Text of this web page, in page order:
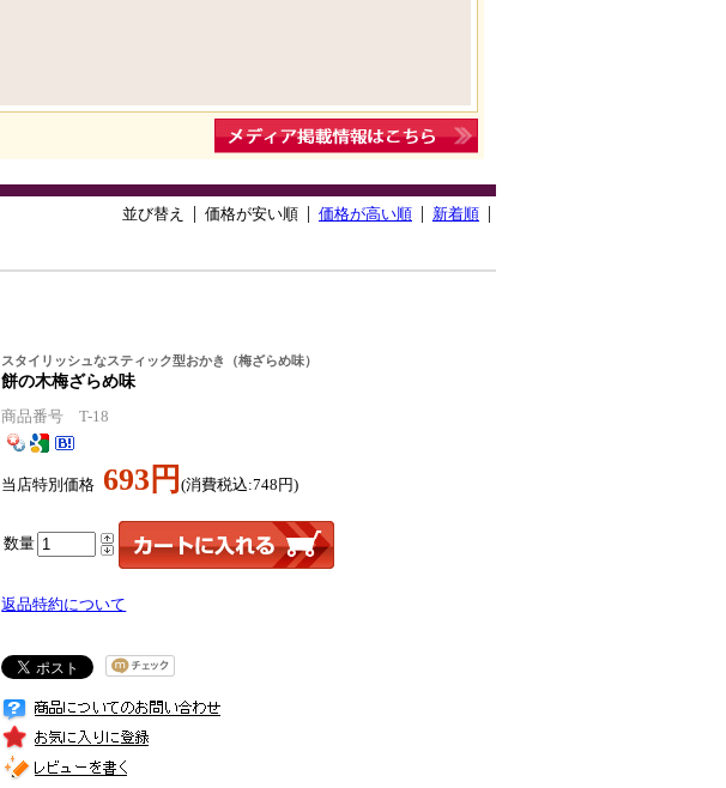
並び替え 価格が安い順 価格が高い順 新着順
スタイリッシュなスティック型おかき（梅ざらめ味）
餅の木梅ざらめ味
商品番号 T-18
当店特別価格 693円 (消費税込:748円)
数量
返品特約について